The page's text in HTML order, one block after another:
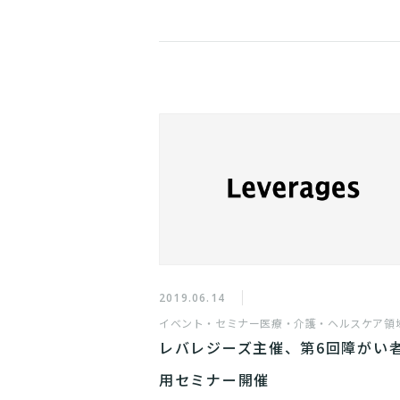
2019.06.14
イベント・セミナー医療・介護・ヘルスケア領
レバレジーズ主催、第6回障がい
用セミナー開催